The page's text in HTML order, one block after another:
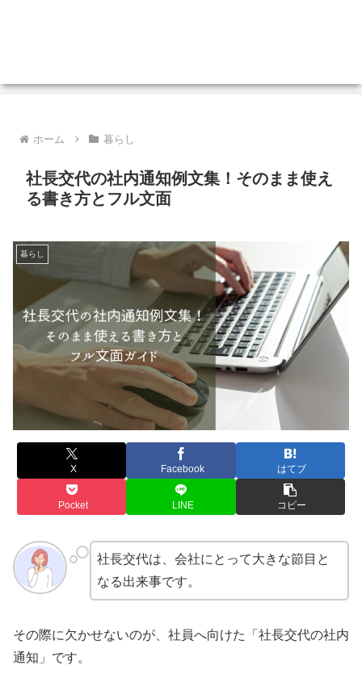
ホーム 暮らし
社長交代の社内通知例文集！そのまま使え
る書き方とフル文面
暮らし
X Facebook はてブ
Pocket LINE コピー
社長交代は、会社にとって大きな節目と
なる出来事です。
その際に欠かせないのが、社員へ向けた「社長交代の社内
通知」です。